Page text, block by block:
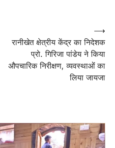
रानीखेत क्षेत्रीय केंद्र का निदेशक
प्रो. गिरिजा पांडेय ने किया
औपचारिक निरीक्षण, व्यवस्थाओं का
लिया जायजा
⟶